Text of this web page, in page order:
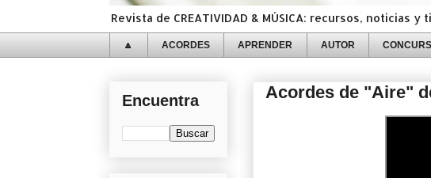
Revista de CREATIVIDAD & MÚSICA: recursos,
🔼 ACORDES APRENDER AUTOR
Acordes de "Aire"
Encuentra